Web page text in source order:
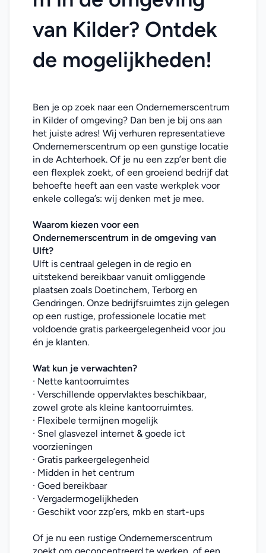
van Kilder? Ontdek
de mogelijkheden!
Ben je op zoek naar een Ondernemerscentrum
in Kilder of omgeving? Dan ben je bij ons aan
het juiste adres! Wij verhuren representatieve
Ondernemerscentrum op een gunstige locatie
in de Achterhoek. Of je nu een zzp’er bent die
een flexplek zoekt, of een groeiend bedrijf dat
behoefte heeft aan een vaste werkplek voor
enkele collega’s: wij denken met je mee.
Waarom kiezen voor een
Ondernemerscentrum in de omgeving van
Ulft?
Ulft is centraal gelegen in de regio en
uitstekend bereikbaar vanuit omliggende
plaatsen zoals Doetinchem, Terborg en
Gendringen. Onze bedrijfsruimtes zijn gelegen
op een rustige, professionele locatie met
voldoende gratis parkeergelegenheid voor jou
én je klanten.
Wat kun je verwachten?
· Nette kantoorruimtes
· Verschillende oppervlaktes beschikbaar,
zowel grote als kleine kantoorruimtes.
· Flexibele termijnen mogelijk
· Snel glasvezel internet & goede ict
voorzieningen
· Gratis parkeergelegenheid
· Midden in het centrum
· Goed bereikbaar
· Vergadermogelijkheden
· Geschikt voor zzp’ers, mkb en start-ups
Of je nu een rustige Ondernemerscentrum